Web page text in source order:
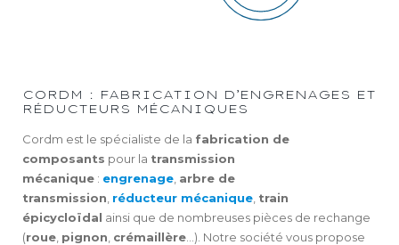
CORDM : FABRICATION D’ENGRENAGES ET
RÉDUCTEURS MÉCANIQUES
Cordm est le spécialiste de la fabrication de
composants pour la transmission
mécanique : engrenage arbre de
transmission réducteur mécanique train
épicycloïdal ainsi que de nombreuses pièces de rechange
(roue pignon crémaillère …). Notre société vous propose